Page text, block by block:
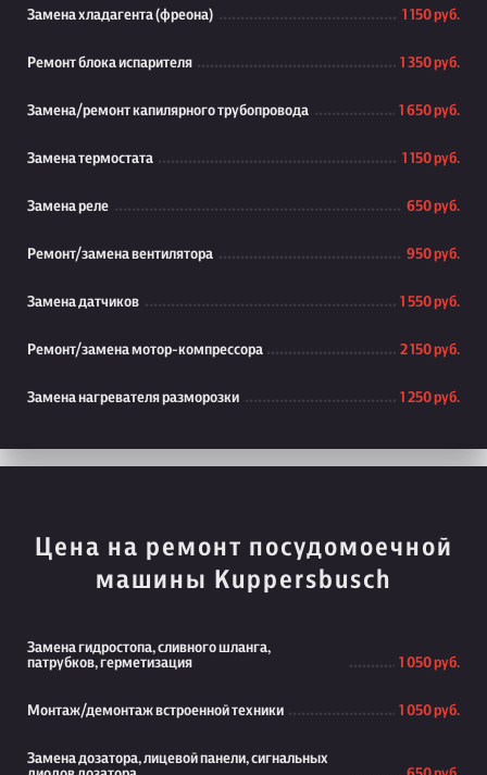
Замена хладагента (фреона) 1 150 руб.
Ремонт блока испарителя 1 350 руб.
Замена/ремонт капилярного трубопровода 1 650 руб.
Замена термостата 1 150 руб.
Замена реле 650 руб.
Ремонт/замена вентилятора 950 руб.
Замена датчиков 1 550 руб.
Ремонт/замена мотор-компрессора 2 150 руб.
Замена нагревателя разморозки 1 250 руб.
Цена на ремонт посудомоечной
машины Kuppersbusch
Замена гидростопа, сливного шланга,
патрубков, герметизация
1 050 руб.
Монтаж/демонтаж встроенной техники 1 050 руб.
Замена дозатора, лицевой панели, сигнальных